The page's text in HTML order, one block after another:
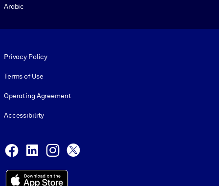
Arabic
Privacy Policy
Terms of Use
Operating Agreement
Accessibility
Facebook
LinkedInInstagram